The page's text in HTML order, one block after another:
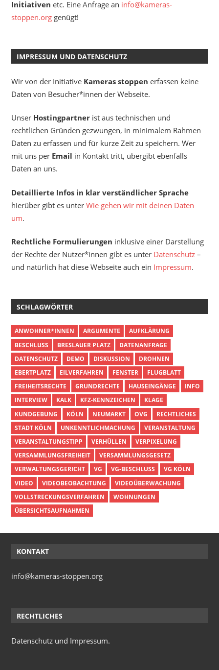
Initiativen etc. Eine Anfrage an info@kameras-
stoppen.orggenügt!
IMPRESSUM UND DATENSCHUTZ
Wir von der Initiative Kameras stoppen erfassen keine
Daten von Besucher*innen der Webseite.
Unser Hostingpartnerist aus technischen und
rechtlichen Gründen gezwungen, in minimalem Rahmen
Daten zu erfassen und für kurze Zeit zu speichern. Wer
mit uns per Email in Kontakt tritt, übergibt ebenfalls
Daten an uns.
Detaillierte Infos in klar verständlicher Sprache
hierüber gibt es unter Wie gehen wir mit deinen Daten
um.
Rechtliche Formulierungen inklusive einer Darstellung
der Rechte der Nutzer*innen gibt es unter Datenschutz–
und natürlich hat diese Webseite auch ein Impressum.
SCHLAGWÖRTER
ANWOHNER*INNEN ARGUMENTE
AUFKLÄRUNG
BESCHLUSS
BRESLAUER PLATZ
DATENANFRAGE
DATENSCHUTZ
DEMO DISKUSSION
DROHNEN
EBERTPLATZ
EILVERFAHREN FENSTER
FLUGBLATT
FREIHEITSRECHTE
GRUNDRECHTE HAUSEINGÄNGE
INFO
INTERVIEW
KALK KFZ-KENNZEICHEN
KLAGE
KUNDGEBUNG
KÖLN NEUMARKT OVG
RECHTLICHES
STADT KÖLN
UNKENNTLICHMACHUNG
VERANSTALTUNG
VERANSTALTUNGSTIPP
VERHÜLLEN
VERPIXELUNG
VERSAMMLUNGSFREIHEIT
VERSAMMLUNGSGESETZ
VERWALTUNGSGERICHT
VG VG-BESCHLUSS
VG KÖLN
VIDEO
VIDEOBEOBACHTUNG
VIDEOÜBERWACHUNG
VOLLSTRECKUNGSVERFAHREN
WOHNUNGEN
ÜBERSICHTSAUFNAHMEN
KONTAKT
info@kameras-stoppen.org
RECHTLICHES
Datenschutzund Impressum.